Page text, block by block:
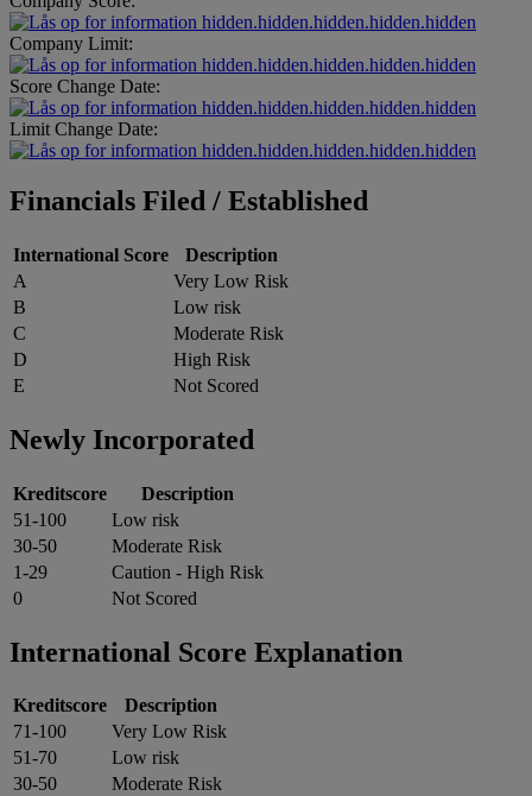
hidden.hidden.hidden.hidden.hidden
Company Limit:
hidden.hidden.hidden.hidden.hidden
Score Change Date:
hidden.hidden.hidden.hidden.hidden
Limit Change Date:
hidden.hidden.hidden.hidden.hidden
Financials Filed / Established
International Score
Description
A
Very Low Risk
B
Low risk
C
Moderate Risk
D
High Risk
E
Not Scored
Newly Incorporated
Kreditscore
Description
51-100
Low risk
30-50
Moderate Risk
1-29
Caution - High Risk
0
Not Scored
International Score Explanation
Kreditscore
Description
71-100
Very Low Risk
51-70
Low risk
30-50
Moderate Risk